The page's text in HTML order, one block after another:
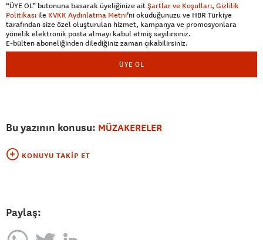
“ÜYE OL” butonuna basarak üyeliğinize aitŞartlar ve Koşulları, Gizlilik
Politikası ile KVKK Aydınlatma Metni’ni okuduğunuzu ve HBR Türkiye
tarafından size özel oluşturulan hizmet, kampanya ve promosyonlara
yönelik elektronik posta almayı kabul etmiş sayılırsınız.
E-bülten aboneliğinden dilediğiniz zaman çıkabilirsiniz.
ÜYE OL
Bu yazının konusu: MÜZAKERELER
KONUYU TAKIP ET
Paylaş: